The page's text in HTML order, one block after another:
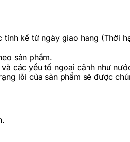
kể từ ngày giao hàng (Thời
sản phẩm.
các yếu tố ngoại cảnh như
lỗi của sản phẩm sẽ được